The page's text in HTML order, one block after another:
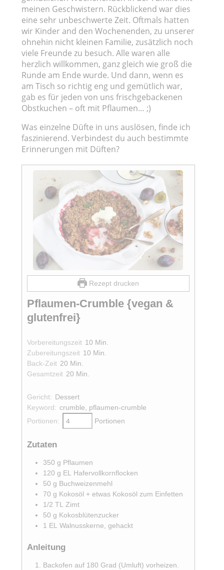
meinen Geschwistern. Rückblickend war dies
eine sehr unbeschwerte Zeit. Oftmals hatten
wir Kinder and den Wochenenden, zu unserer
ohnehin nicht kleinen Familie, zusätzlich noch
viele Freunde zu besuch. Alle waren alle
herzlich willkommen, ganz gleich wie groß die
Runde am Ende wurde. Und dann, wenn es
am Tisch so richtig eng und gemütlich war,
gab es für jeden von uns frischgebackenen
Obstkuchen – oft mit Pflaumen… ;)
Was einzelne Düfte in uns auslösen, finde ich
faszinierend. Verbindest du auch bestimmte
Erinnerungen mit Düften?
Rezept drucken
Pflaumen-Crumble {vegan &
glutenfrei}
Vorbereitungszeit 10 Minuten
Min.
Zubereitungszeit 10 Minuten
Min.
Back-Zeit 20 Minuten
Min.
Gesamtzeit 20 Minuten
Min.
Gericht: Dessert
Keyword: crumble, pflaumen-crumble
Portionen:
Portionen
Zutaten
350 g Pflaumen
120 g EL Hafervollkornflocken
50 g Buchweizenmehl
70 g Kokosöl + etwas Kokosöl zum Einfetten
1/2 TL Zimt
50 g Kokosblütenzucker
1 EL Walnusskerne, gehackt
Anleitung
Backofen auf 180 Grad (Umluft) vorheizen.